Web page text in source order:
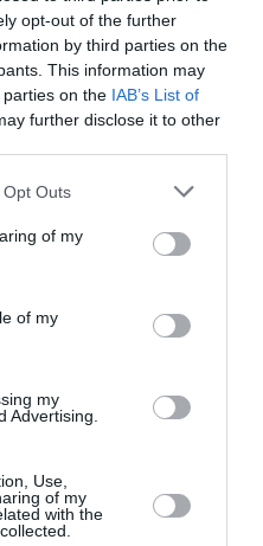
opt-out of the further
by third parties on the
This information may
on the IAB’s List of
further disclose it to other
Outs
of my
of my
my
Advertising.
Use,
of my
with the
rempli à ras bord avec
emmener voir Gatwick.
RÉPONDRE
:
29 décembre 2016 - 9 h
en précisant qu’il y a
RÉPONDRE
29 décembre 2016 - 9
dans notre pays et
serait compétent au
de vous contredire mais